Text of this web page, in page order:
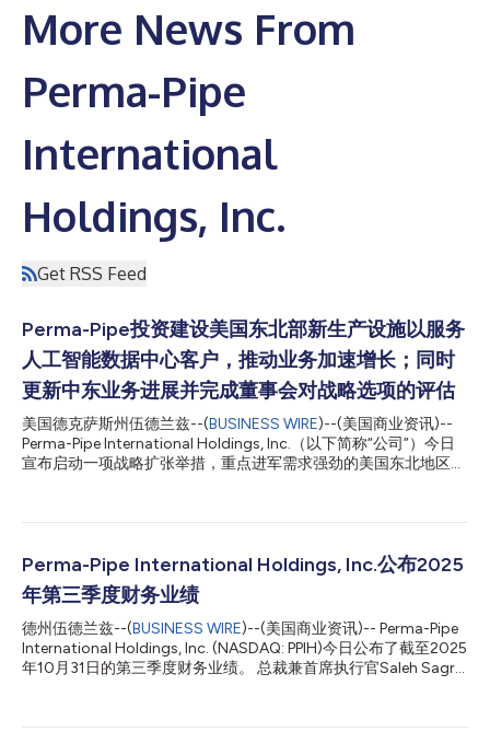
More News From
Perma-Pipe
International
Holdings, Inc.
Get RSS Feed
Perma-Pipe投资建设美国东北部新生产设施以服务
人工智能数据中心客户，推动业务加速增长；同时
更新中东业务进展并完成董事会对战略选项的评估
美国德克萨斯州伍德兰兹--(BUSINESS WIRE)--(美国商业资讯)--
Perma-Pipe International Holdings, Inc.（以下简称“公司”）今日
宣布启动一项战略扩张举措，重点进军需求强劲的美国东北地区，
持续强化其在关键基础设施解决方案领域的领先地位。 作为该增
展其在快速发展的人工智能数据中心领域的业务布局。此举充分体
现公司对支持新一代技术基础设施的长期承诺，并进一步巩固其在
全球能源、工业及基础设施市场中的领先地位。 美国东北地区扩
张 公司总裁兼首席执行官Saleh Sagr表示：“我们很高兴宣布在美
国东北地区扩展业务版图，并计划建设一座新生产设施，预计将于
2026年第二季度投入运营。该设施将重点服务于快速增长的人工
智能驱动数据中心市场，同时覆盖区域供热与制冷领域。此项战略
Perma-Pipe International Holdings, Inc.公布2025
年第三季度财务业绩
德州伍德兰兹--(BUSINESS WIRE)--(美国商业资讯)-- Perma-Pipe
International Holdings, Inc. (NASDAQ: PPIH)今日公布了截至2025
年10月31日的第三季度财务业绩。 总裁兼首席执行官Saleh Sagr
46.9%。增长主要得益于中东和北美地区销售量的提升。毛利润为